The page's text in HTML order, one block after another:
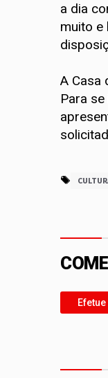
a dia
muito e
A Casa
Para